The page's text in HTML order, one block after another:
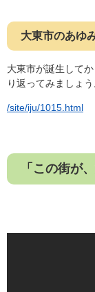
大東市のあゆ
大東市が誕生して
り返ってみましょう
/site/iju/1015.html
「この街が